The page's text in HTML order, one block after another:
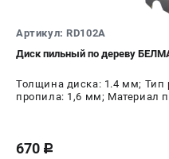
Артикул: RD102A
Диск пильный по дереву
Толщина диска: 1.4 мм;
пропила: 1,6 мм; Материал
670 c